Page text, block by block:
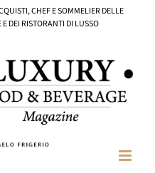
CHEF E SOMMELIER DELLE
DEI RISTORANTI DI LUSSO